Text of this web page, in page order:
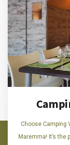
Choose Camping
Maremma! It’s